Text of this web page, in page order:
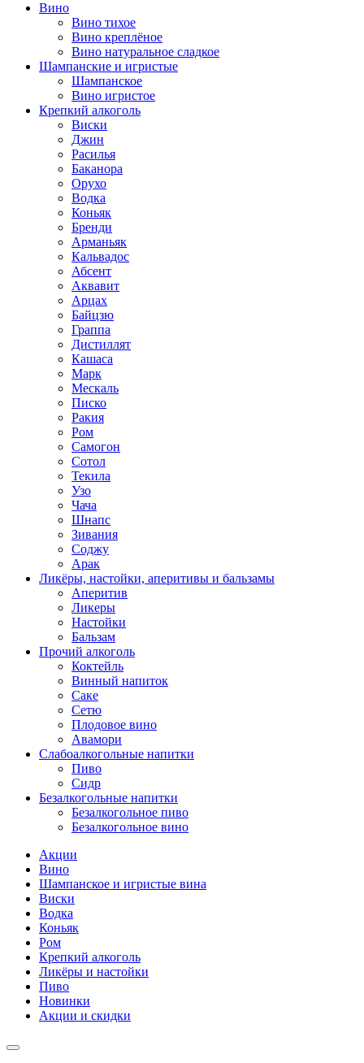
Вино
Вино тихое
Вино креплёное
Вино натуральное сладкое
Шампанские и игристые
Шампанское
Вино игристое
Крепкий алкоголь
Виски
Джин
Расилья
Баканора
Орухо
Водка
Коньяк
Бренди
Арманьяк
Кальвадос
Абсент
Аквавит
Арцах
Байцзю
Граппа
Дистиллят
Кашаса
Марк
Мескаль
Писко
Ракия
Ром
Самогон
Сотол
Текила
Узо
Чача
Шнапс
Зивания
Соджу
Арак
Ликёры, настойки, аперитивы и бальзамы
Аперитив
Ликеры
Настойки
Бальзам
Прочий алкоголь
Коктейль
Винный напиток
Саке
Сетю
Плодовое вино
Авамори
Слабоалкогольные напитки
Пиво
Сидр
Безалкогольные напитки
Безалкогольное пиво
Безалкогольное вино
Акции
Вино
Шампанское и игристые вина
Виски
Водка
Коньяк
Ром
Крепкий алкоголь
Ликёры и настойки
Пиво
Новинки
Акции и скидки